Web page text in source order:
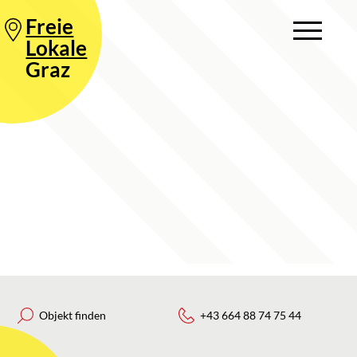
Freie
Lokale
Graz
Objekt finden +43 664 88 74 75 44